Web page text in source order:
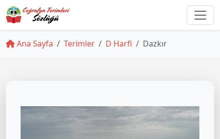
Ana Sayfa Terimler D Harfi Dazkır